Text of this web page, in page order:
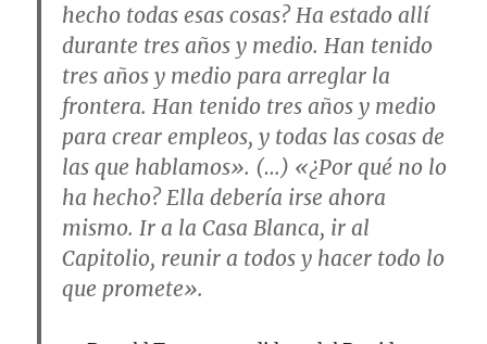
hecho todas esas cosas? Ha estado allí
durante tres años y medio. Han tenido
tres años y medio para arreglar la
frontera. Han tenido tres años y medio
para crear empleos, y todas las cosas de
las que hablamos». (…) «¿Por qué no lo
ha hecho? Ella debería irse ahora
mismo. Ir a la Casa Blanca, ir al
Capitolio, reunir a todos y hacer todo lo
que promete».